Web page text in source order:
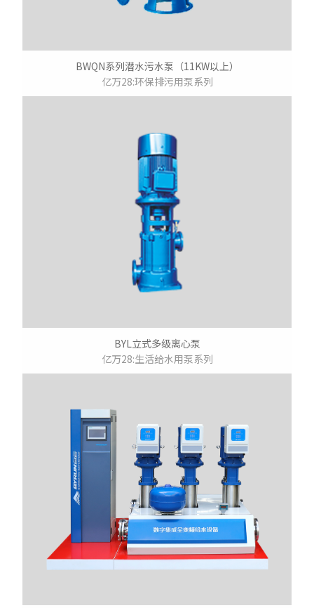
BWQN系列潜水污水泵（11KW以上）
亿万28:环保排污用泵系列
BYL立式多级离心泵
亿万28:生活给水用泵系列